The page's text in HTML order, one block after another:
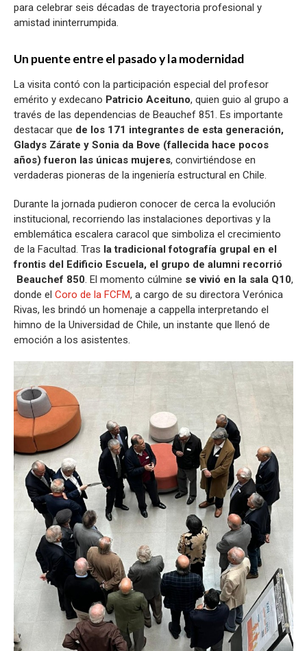
para celebrar seis décadas de trayectoria profesional y
amistad ininterrumpida.
Un puente entre el pasado y la modernidad
La visita contó con la participación especial del profesor
emérito y exdecano Patricio Aceituno, quien guio al grupo a
través de las dependencias de Beauchef 851. Es importante
destacar que de los 171 integrantes de esta generación,
Gladys Zárate y Sonia da Bove (fallecida hace pocos
años) fueron las únicas mujeres, convirtiéndose en
verdaderas pioneras de la ingeniería estructural en Chile.
Durante la jornada pudieron conocer de cerca la evolución
institucional, recorriendo las instalaciones deportivas y la
emblemática escalera caracol que simboliza el crecimiento
de la Facultad. Tras la tradicional fotografía grupal en el
frontis del Edificio Escuela, el grupo de alumni recorrió
Beauchef 850. El momento cúlmine se vivió en la sala Q10,
donde el Coro de la FCFM, a cargo de su directora Verónica
Rivas, les brindó un homenaje a cappella interpretando el
himno de la Universidad de Chile, un instante que llenó de
emoción a los asistentes.